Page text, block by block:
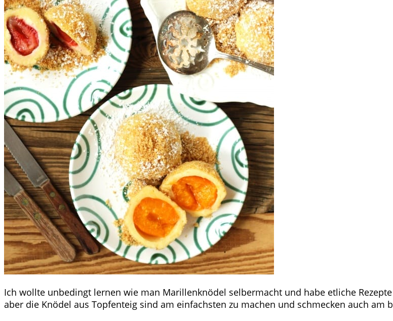
Ich wollte unbedingt lernen wie man Marillenknödel selbermacht und habe etliche
aber die Knödel aus Topfenteig sind am einfachsten zu machen und schmecken auch am